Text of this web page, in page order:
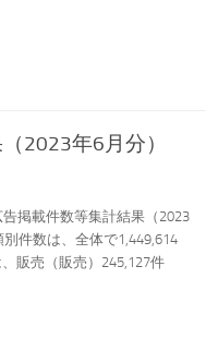
2023年6月分）
掲載件数等集計結果（2023
件数は、全体で1,449,614
販売（販売）245,127件